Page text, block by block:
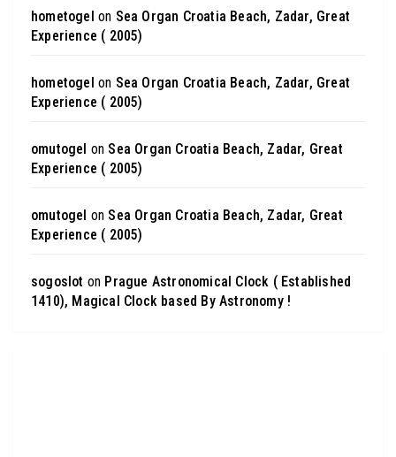
hometogel on Sea Organ Croatia Beach, Zadar, Great
Experience ( 2005)
hometogel on Sea Organ Croatia Beach, Zadar, Great
Experience ( 2005)
omutogel on Sea Organ Croatia Beach, Zadar, Great
Experience ( 2005)
omutogel on Sea Organ Croatia Beach, Zadar, Great
Experience ( 2005)
sogoslot on Prague Astronomical Clock ( Established
1410), Magical Clock based By Astronomy !